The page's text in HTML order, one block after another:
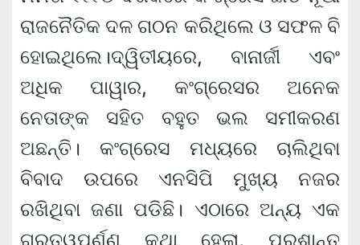
ରାଜନୈତିକ ଦଳ ଗଠନ କରିଥିଲେ ଓ ସଫ​ଳ ବି
ହୋଇଥିଲେ।ଦ୍ୱିତୀୟରେ, ବାନାର୍ଜୀ ଏବଂ
ଅଧିକ ପାୱାର, କଂଗ୍ରେସର ଅନେକ
ନେତାଙ୍କ ସହିତ ବହୁତ ଭଲ ସମୀକରଣ
ଅଛନ୍ତି। କଂଗ୍ରେସ ମଧ୍ୟରେ ଚାଲିଥିବା
ବିବାଦ ଉପରେ ଏନସିପି ମୁଖ୍ୟ ନଜର
ରଖିଥିବା ଜଣା ପଡିଛି। ଏଠାରେ ଅନ୍ୟ ଏକ
ଗୁରୁତ୍ୱପୂର୍ଣ୍ଣ କଥା ହେଲା, ପ୍ରଶାନ୍ତ